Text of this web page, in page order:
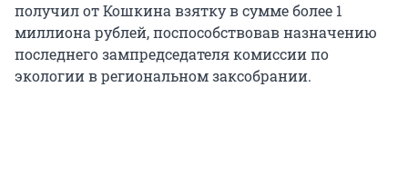
получил от Кошкина взятку в сумме более 1
миллиона рублей, поспособствовав назначению
последнего зампредседателя комиссии по
экологии в региональном заксобрании.